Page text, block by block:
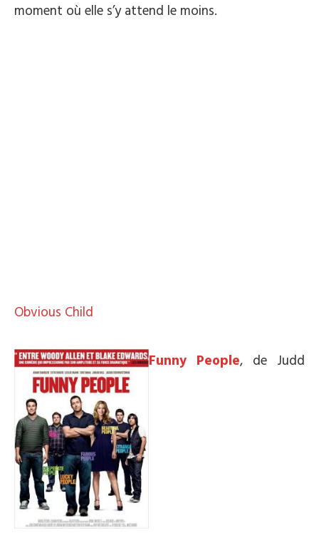
moment où elle s’y attend le moins.
Obvious Child
Funny People, de Judd